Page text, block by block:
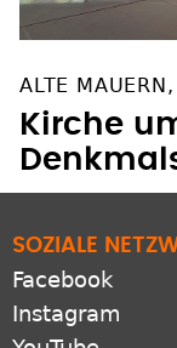
Kirche
Facebook
Instagram
YouTube